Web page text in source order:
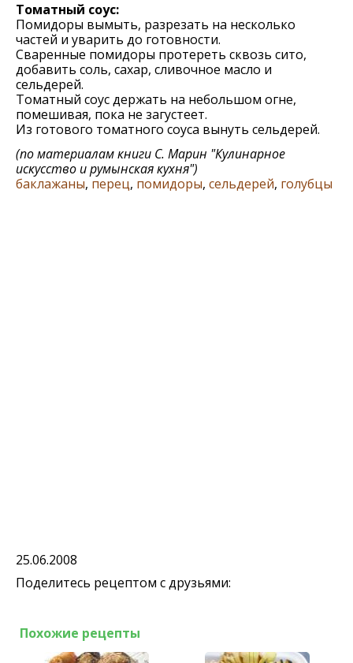
Томатный соус:
Помидоры вымыть, разрезать на несколько
частей и уварить до готовности.
Сваренные помидоры протереть сквозь сито,
добавить соль, сахар, сливочное масло и
сельдерей.
Томатный соус держать на небольшом огне,
помешивая, пока не загустеет.
Из готового томатного соуса вынуть сельдерей.
(по материалам книги С. Марин "Кулинарное
искусство и румынская кухня")
баклажаны, перец, помидоры, сельдерей, голубцы
25.06.2008
Поделитесь рецептом с друзьями:
Похожие рецепты